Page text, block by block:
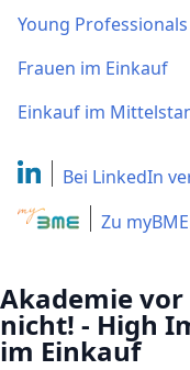
Young Professionals
Frauen im Einkauf
Einkauf im
Bei LinkedIn
Zu myBME
Akademie vor
nicht! - High
im Einkauf